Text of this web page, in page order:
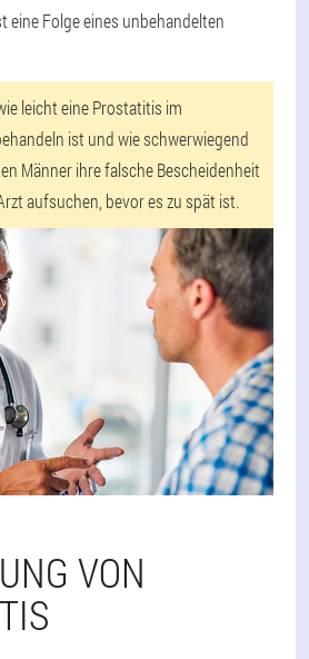
eine Folge eines unbehandelten
leicht eine Prostatitis im
ist und wie schwerwiegend
Männer ihre falsche Bescheidenheit
aufsuchen, bevor es zu spät ist.
VON